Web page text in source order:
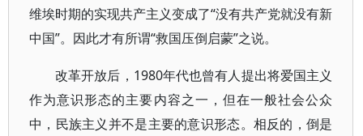
维埃时期的实现共产主义变成了“没有共产党就没有新
中国”。因此才有所谓“救国压倒启蒙”之说。
改革开放后，1980年代也曾有人提出将爱国主义
作为意识形态的主要内容之一，但在一般社会公众
中，民族主义并不是主要的意识形态。相反的，倒是